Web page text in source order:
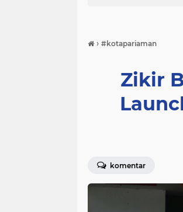
› #kotapariaman
Zikir
komentar